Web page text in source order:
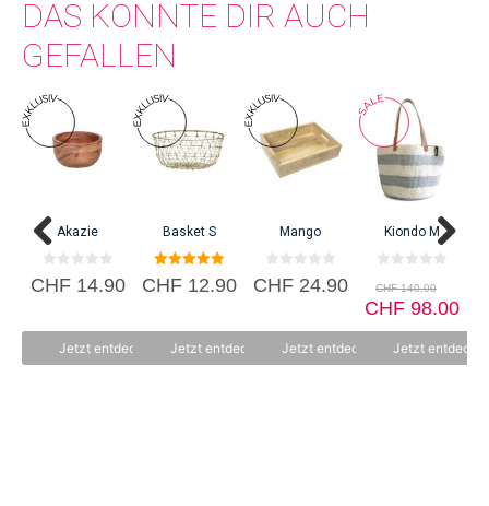
DAS KÖNNTE DIR AUCH
GEFALLEN
Akazie
0
v
5
CHF14.90
Jetzt entdecken
Basket S
5.00
von 5
CHF12.90
Jetzt entdecken
Mango
0
v
5
CHF24.90
Jetzt entdecken
Kiondo M
v
o
n
5
CHF140.00
CHF98.00
ist:
Jetzt